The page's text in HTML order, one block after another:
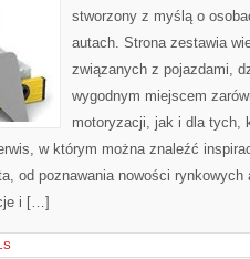
stworzony z myślą o
autach. Strona zestawia
związanych z pojazdami,
wygodnym miejscem
motoryzacji, jak i dla tych,
w którym można znaleźć
od poznawania nowości
i […]